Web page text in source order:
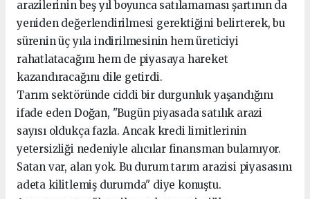
arazilerinin beş yıl boyunca satılamaması şartının da
yeniden değerlendirilmesi gerektiğini belirterek, bu
sürenin üç yıla indirilmesinin hem üreticiyi
rahatlatacağını hem de piyasaya hareket
kazandıracağını dile getirdi.
Tarım sektöründe ciddi bir durgunluk yaşandığını
ifade eden Doğan, "Bugün piyasada satılık arazi
sayısı oldukça fazla. Ancak kredi limitlerinin
yetersizliği nedeniyle alıcılar finansman bulamıyor.
Satan var, alan yok. Bu durum tarım arazisi piyasasını
adeta kilitlemiş durumda" diye konuştu.